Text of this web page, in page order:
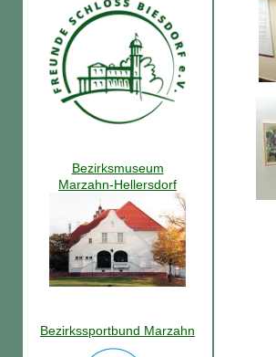
Bezirksmuseum
Marzahn-Hellersdorf
Bezirkssportbund Marzahn